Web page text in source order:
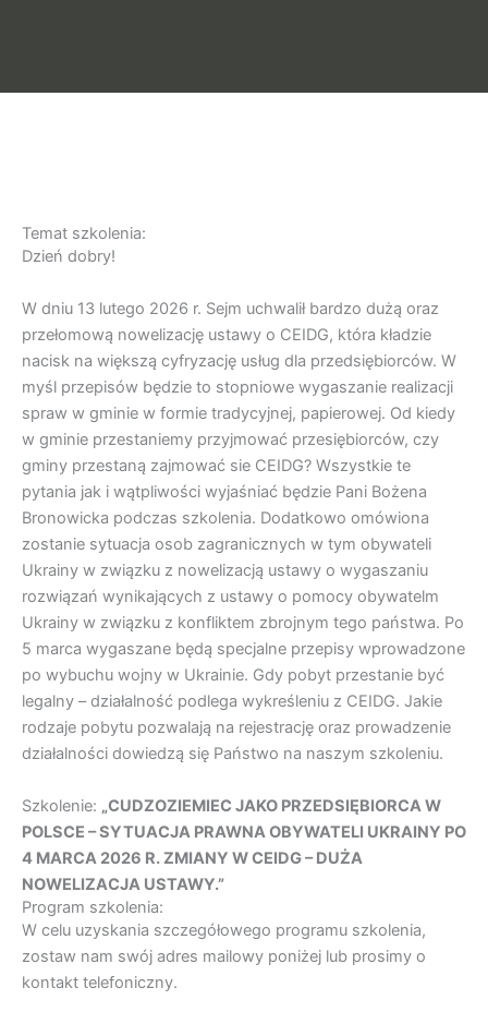
Temat szkolenia:
Dzień dobry!
W dniu 13 lutego 2026 r. Sejm uchwalił bardzo dużą oraz
przełomową nowelizację ustawy o CEIDG, która kładzie
nacisk na większą cyfryzację usług dla przedsiębiorców. W
myśl przepisów będzie to stopniowe wygaszanie realizacji
spraw w gminie w formie tradycyjnej, papierowej. Od kiedy
w gminie przestaniemy przyjmować przesiębiorców, czy
gminy przestaną zajmować sie CEIDG? Wszystkie te
pytania jak i wątpliwości wyjaśniać będzie Pani Bożena
Bronowicka podczas szkolenia. Dodatkowo omówiona
zostanie sytuacja osob zagranicznych w tym obywateli
Ukrainy w związku z nowelizacją ustawy o wygaszaniu
rozwiązań wynikających z ustawy o pomocy obywatelm
Ukrainy w związku z konfliktem zbrojnym tego państwa. Po
5 marca wygaszane będą specjalne przepisy wprowadzone
po wybuchu wojny w Ukrainie. Gdy pobyt przestanie być
legalny – działalność podlega wykreśleniu z CEIDG. Jakie
rodzaje pobytu pozwalają na rejestrację oraz prowadzenie
działalności dowiedzą się Państwo na naszym szkoleniu.
Szkolenie: „CUDZOZIEMIEC JAKO PRZEDSIĘBIORCA W
POLSCE – SYTUACJA PRAWNA OBYWATELI UKRAINY PO
4 MARCA 2026 R. ZMIANY W CEIDG – DUŻA
NOWELIZACJA USTAWY.”
Program szkolenia:
W celu uzyskania szczegółowego programu szkolenia,
zostaw nam swój adres mailowy poniżej lub prosimy o
kontakt telefoniczny.